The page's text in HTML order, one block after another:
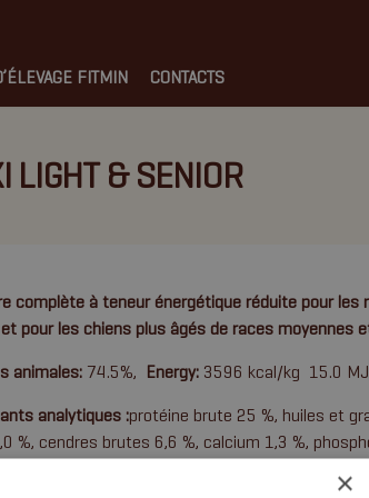
FITMIN CONTACTS
LIGHT & SENIOR
complète à teneur énergétique réduite pour les
pour les chiens plus âgés de races moyennes
animales:74.5%, Energy: 3596 kcal/kg 15.0
analytiques :protéine brute 25 %, huiles et
%, cendres brutes 6,6 %, calcium 1,3 %,
×